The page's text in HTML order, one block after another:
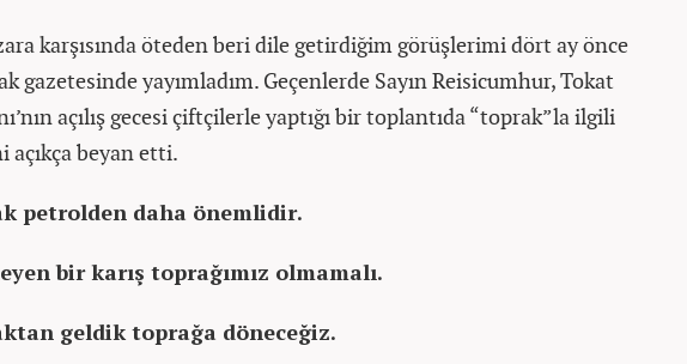
karşısında öteden beri dile getirdiğim görüşlerimi dört ay önce
gazetesinde yayımladım. Geçenlerde Sayın Reisicumhur, Tokat
açılış gecesi çiftçilerle yaptığı bir toplantıda “toprak”la ilgili
beyan etti.
petrolden daha önemlidir.
bir karış toprağımız olmamalı.
geldik toprağa döneceğiz.